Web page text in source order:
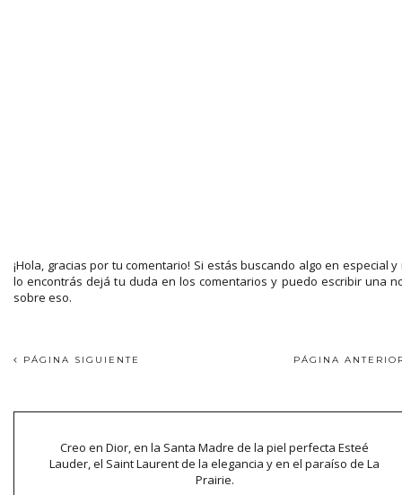
¡Hola, gracias por tu comentario! Si estás buscando algo en especial y
lo encontrás dejá tu duda en los comentarios y puedo escribir una
sobre eso.
PÁGINA SIGUIENTE PÁGINA
Creo en Dior, en la Santa Madre de la piel perfecta Esteé
Lauder, el Saint Laurent de la elegancia y en el paraíso de La
Prairie.